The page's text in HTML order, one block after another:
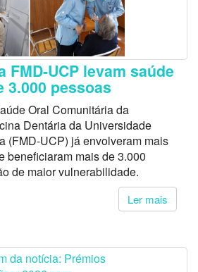
FMD-UCP levam saúde
3.000 pessoas
Oral Comunitária da
Dentária da Universidade
(FMD-UCP) já envolveram mais
beneficiaram mais de 3.000
de maior vulnerabilidade.
Ler mais